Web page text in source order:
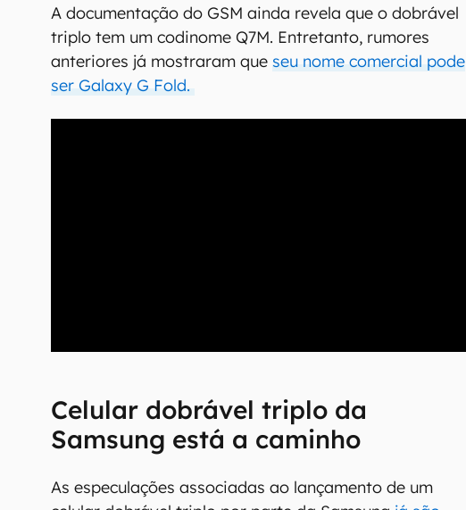
A documentação do GSM ainda revela que o dobrável
triplo tem um codinome Q7M. Entretanto, rumores
anteriores já mostraram queseu nome comercial pode
ser Galaxy G Fold.
Celular dobrável triplo da
Samsung está a caminho
As especulações associadas ao lançamento de um